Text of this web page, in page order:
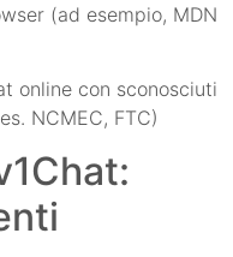
(ad esempio, MDN
online con sconosciuti
NCMEC, FTC)